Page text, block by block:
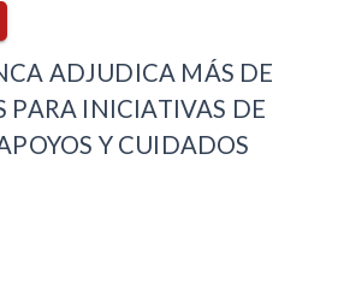
ADJUDICA MÁS DE
PARA INICIATIVAS DE
Y CUIDADOS